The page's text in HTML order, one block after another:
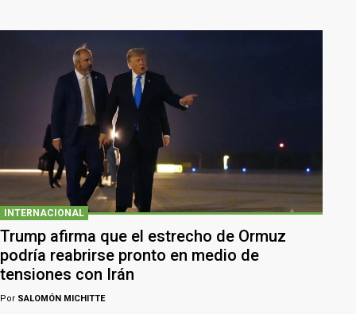
INTERNACIONAL
Trump afirma que el estrecho de Ormuz
podría reabrirse pronto en medio de
tensiones con Irán
Por SALOMÓN MICHITTE